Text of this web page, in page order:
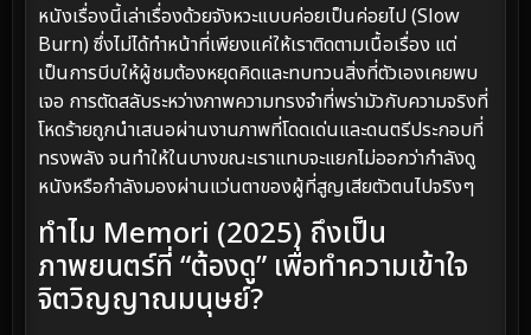
หนังเรื่องนี้เล่าเรื่องด้วยจังหวะแบบค่อยเป็นค่อยไป (Slow
Burn) ซึ่งไม่ได้ทำหน้าที่เพียงแค่ให้เราติดตามเนื้อเรื่อง แต่
เป็นการบีบให้ผู้ชมต้องหยุดคิดและทบทวนสิ่งที่ตัวเองเคยพบ
เจอ การตัดสลับระหว่างภาพความทรงจำที่พร่ามัวกับความจริงที่
โหดร้ายถูกนำเสนอผ่านงานภาพที่โดดเด่นและดนตรีประกอบที่
ทรงพลัง จนทำให้ในบางขณะเราแทบจะแยกไม่ออกว่ากำลังดู
หนังหรือกำลังมองผ่านแว่นตาของผู้ที่สูญเสียตัวตนไปจริงๆ
ทำไม Memori (2025) ถึงเป็น
ภาพยนตร์ที่ “ต้องดู” เพื่อทำความเข้าใจ
จิตวิญญาณมนุษย์?